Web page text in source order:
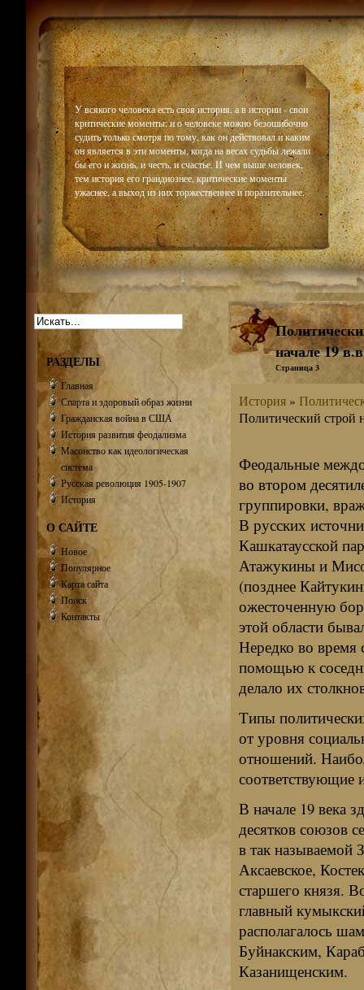
Historiar
У всякого человека есть своя история, а в истории - свои
критические моменты: и о человеке можно безошибочно
судить только смотря по тому, как он действовал и каким
он является в эти моменты, когда на весах судьбы лежали
бы его и жизнь, и честь, и счастье. И чем выше человек,
тем история его грандиознее, критические моменты
ужаснее, а выход из них торжественнее и поразительнее.
начале 19
Страница 3
История»
Политический строй
Феодальные
во втором
группировки,
В русских
Кашкатаусской
Атажукины и
(позднее
ожесточенную
этой области
Нередко во время
помощью к
делало их
Типы
от уровня
отношений.
соответствующие
В начале 19 века
десятков союзов
в так называемой
Аксаевское,
старшего князя.
главный
располагалось
Буйнакским,
Казанищенским.
РАЗДЕЛЫ
Главная
Спарта и здоровый образ жизни
Гражданская война в США
История развития феодализма
Масонство как идеологическая
система
Русская революция 1905-1907
История
О САЙТЕ
Новое
Популярное
Карта сайта
Поиск
Контакты